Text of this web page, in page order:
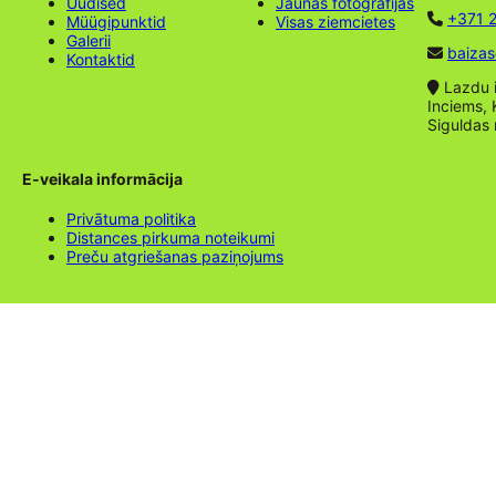
Müügipunktid
Galerii
Kontaktid
Visas ziemcietes
+371
Lazdu
Inciems,
Siguldas
E-veikala informācija
Privātuma politika
Distances pirkuma noteikumi
Preču atgriešanas paziņojums